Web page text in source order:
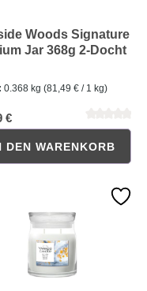
5 Sternen
Durchschnittliche Bewertung
Woods Signature
Jar 368g 2-Docht
0.368 kg (81,49 € / 1 kg)
€
DEN WARENKORB